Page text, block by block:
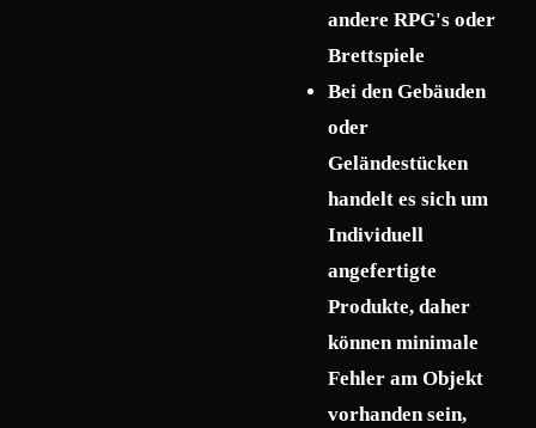
andere RPG's oder
Brettspiele
Bei den Gebäuden
oder
Geländestücken
handelt es sich um
Individuell
angefertigte
Produkte, daher
können minimale
Fehler am Objekt
vorhanden sein,